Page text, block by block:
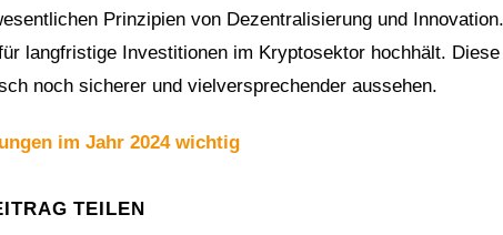
Prinzipien von Dezentralisierung und Innovation.
langfristige Investitionen im Kryptosektor hochhält. Diese
noch sicherer und vielversprechender aussehen.
im Jahr 2024 wichtig
TEILEN